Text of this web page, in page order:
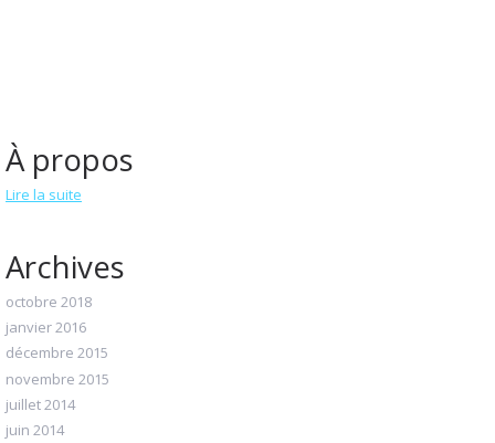
À propos
Lire la suite
Archives
octobre 2018
janvier 2016
décembre 2015
novembre 2015
juillet 2014
juin 2014